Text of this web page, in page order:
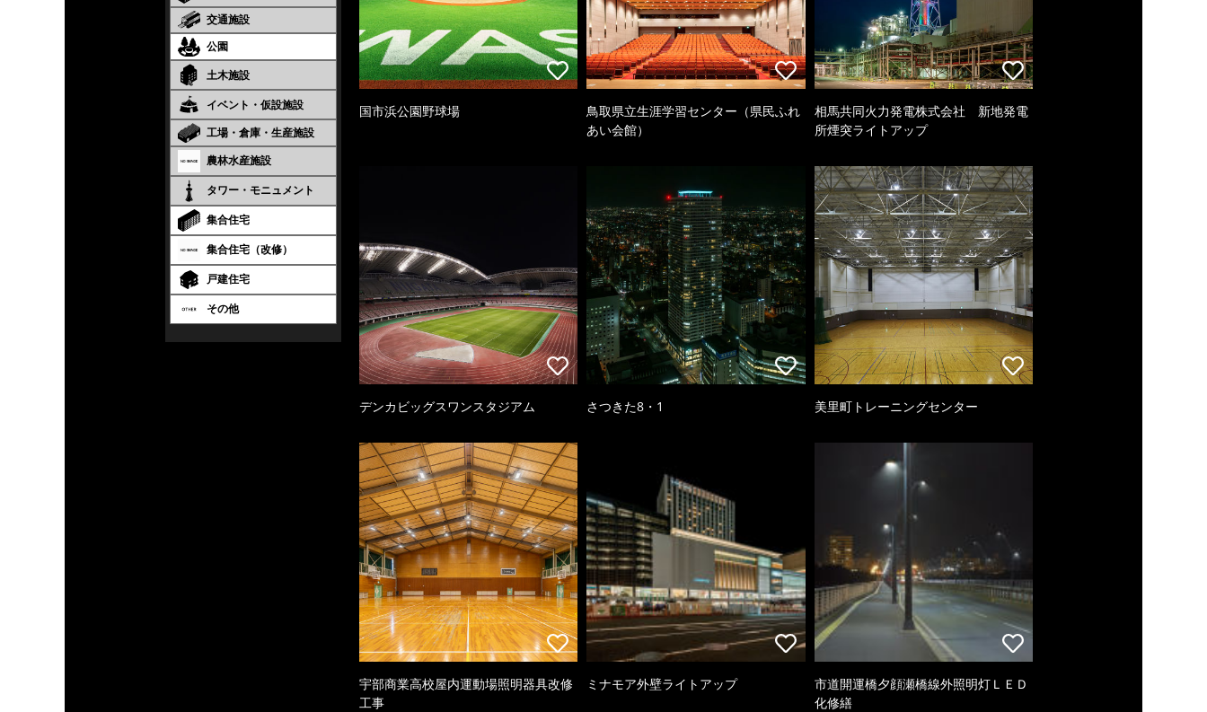
交通施設
公園
土木施設
イベント・仮設施設
工場・倉庫・生産施設
農林水産施設
タワー・モニュメント
集合住宅
集合住宅（改修）
戸建住宅
その他
国市浜公園野球場
鳥取県立生涯学習センター（県民ふれ
あい会館）
相馬共同火力発電株式会社 新地発電
所煙突ライトアップ
デンカビッグスワンスタジアム さつきた8・1 美里町トレーニングセンター
宇部商業高校屋内運動場照明器具改修
工事
ミナモア外壁ライトアップ
市道開運橋夕顔瀬橋線外照明灯ＬＥＤ
化修繕